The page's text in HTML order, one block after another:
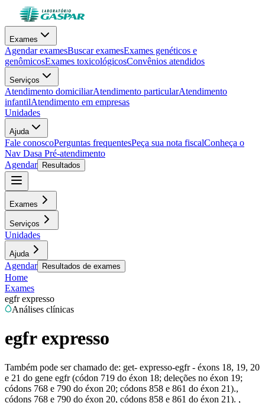
Exames
Agendar examesBuscar examesExames genéticos e
genômicosExames toxicológicosConvênios atendidos
Serviços
Atendimento domiciliarAtendimento particularAtendimento
infantilAtendimento em empresas
Unidades
Ajuda
Fale conoscoPerguntas frequentesPeça sua nota fiscalConheça o
Nav Dasa Pré-atendimento
Agendar
Resultados
Exames
Serviços
Unidades
Ajuda
Agendar Resultados de exames
Home
Exames
egfr expresso
Análises clínicas
egfr expresso
Também pode ser chamado de: get- expresso-egfr - éxons 18, 19, 20
e 21 do gene egfr (códon 719 do éxon 18; deleções no éxon 19;
códons 768 e 790 do éxon 20; códons 858 e 861 do éxon 21).,
códons 768 e 790 do éxon 20, códons 858 e 861 do éxon 21). ,